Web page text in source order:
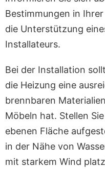
Bestimmungen in
die Unterstützung
Installateurs.
Bei der Installation
die Heizung eine
brennbaren
Möbeln hat. Stellen
ebenen Fläche
in der Nähe von
mit starkem Wind